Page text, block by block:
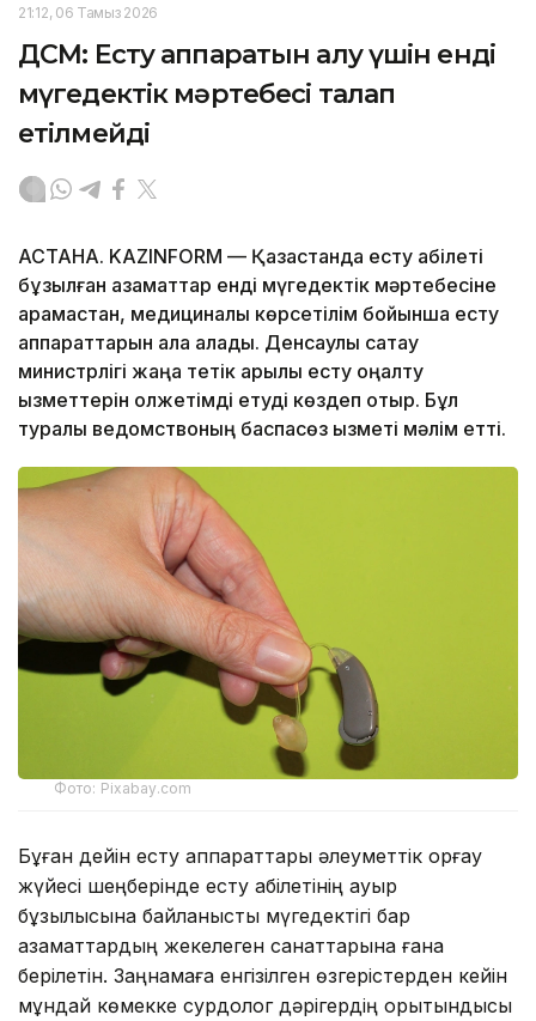
21:12, 06 Тамыз 2026
ДСМ: Есту аппаратын алу үшін енді
мүгедектік мәртебесі талап
етілмейді
АСТАНА. KAZINFORM — Қазақстанда есту қабілеті
бұзылған азаматтар енді мүгедектік мәртебесіне
қарамастан, медициналық көрсетілім бойынша есту
аппараттарын ала алады. Денсаулық сақтау
министрлігі жаңа тетік арқылы есту оңалту
қызметтерін қолжетімді етуді көздеп отыр. Бұл
туралы ведомствоның баспасөз қызметі мәлім етті.
Фото: Pixabay.com
Бұған дейін есту аппараттары әлеуметтік қорғау
жүйесі шеңберінде есту қабілетінің ауыр
бұзылысына байланысты мүгедектігі бар
азаматтардың жекелеген санаттарына ғана
берілетін. Заңнамаға енгізілген өзгерістерден кейін
мұндай көмекке сурдолог дәрігердің қорытындысы